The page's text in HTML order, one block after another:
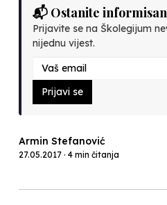
📬 Ostanite
Prijavite se na Školegijum
nijednu vijest.
Prijavi se
Armin Stefanović
27.05.2017 · 4 min čitanja